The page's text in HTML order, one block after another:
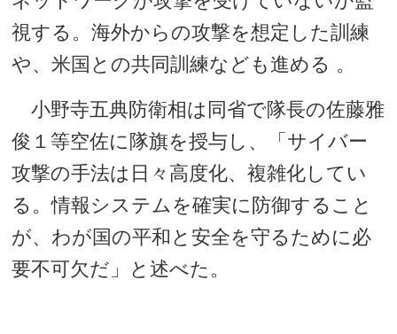
視する。海外からの攻撃を想定した訓練
や、米国との共同訓練なども進める 。
小野寺五典防衛相は同省で隊長の佐藤雅
俊１等空佐に隊旗を授与し、「サイバー
攻撃の手法は日々高度化、複雑化してい
る。情報システムを確実に防御すること
が、わが国の平和と安全を守るために必
要不可欠だ」と述べた。